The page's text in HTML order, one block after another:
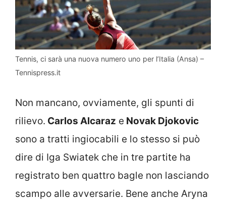
Tennis, ci sarà una nuova numero uno per l’Italia (Ansa) –
Tennispress.it
Non mancano, ovviamente, gli spunti di
rilievo. Carlos Alcaraz e Novak Djokovic
sono a tratti ingiocabili e lo stesso si può
dire di Iga Swiatek che in tre partite ha
registrato ben quattro bagle non lasciando
scampo alle avversarie. Bene anche Aryna